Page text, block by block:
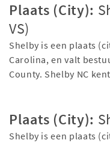
Plaats (City):
VS)
Shelby is een plaats
Carolina, en valt
County. Shelby NC
Plaats (City):
Shelby is een plaats